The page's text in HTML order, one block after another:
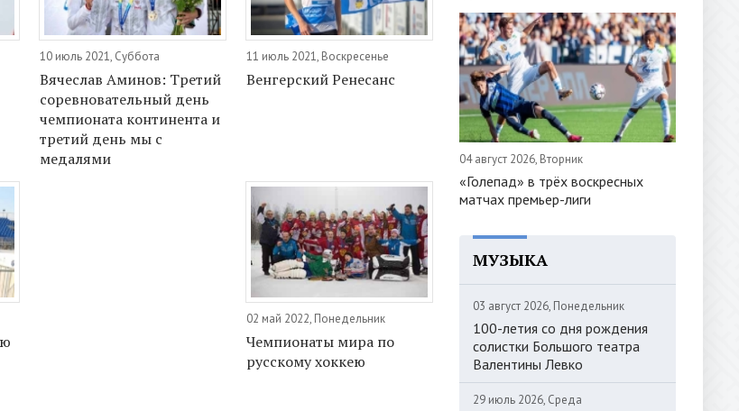
10 июль 2021, Суббота
Вячеслав Аминов: Третий
соревновательный день
чемпионата континента и
третий день мы с
медалями
11 июль 2021, Воскресенье
Венгерский Ренесанс
02 май 2022, Понедельник
Чемпионаты мира по
русскому хоккею
04 август 2026, Вторник
«Голепад» в трёх воскресных
матчах премьер-лиги
МУЗЫКА
03 август 2026, Понедельник
100-летия со дня рождения
солистки Большого театра
Валентины Левко
29 июль 2026, Среда